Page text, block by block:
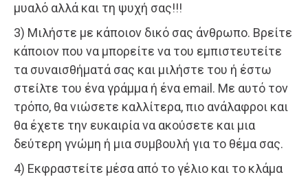
μυαλό αλλά και τη ψυχή σας!!!
3) Μιλήστε με κάποιον δικό σας άνθρωπο. Βρείτε
κάποιον που να μπορείτε να του εμπιστευτείτε
τα συναισθήματά σας και μιλήστε του ή έστω
στείλτε του ένα γράμμα ή ένα email. Με αυτό τον
τρόπο, θα νιώσετε καλλίτερα, πιο ανάλαφροι και
θα έχετε την ευκαιρία να ακούσετε και μια
δεύτερη γνώμη ή μια συμβουλή για το θέμα σας.
4) Εκφραστείτε μέσα από το γέλιο και το κλάμα